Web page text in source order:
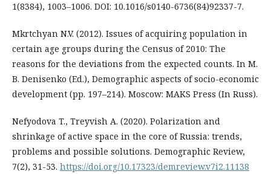
1(8384), 1003–1006. DOI: 10.1016/s0140-6736(84)92337-7.
Mkrtchyan N.V. (2012). Issues of acquiring population in
certain age groups during the Census of 2010: The
reasons for the deviations from the expected counts. In M.
B. Denisenko (Ed.), Demographic aspects of socio-economic
development (pp. 197–214). Moscow: MAKS Press (In Russ).
Nefyodova T., Treyvish A. (2020). Polarization and
shrinkage of active space in the core of Russia: trends,
problems and possible solutions. Demographic Review,
7(2), 31-53. https://doi.org/10.17323/demreview.v7i2.11138